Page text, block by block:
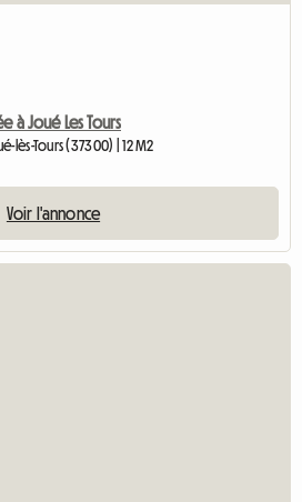
à Joué Les Tours
lès-Tours (37300) | 12 M2
Voir l'annonce